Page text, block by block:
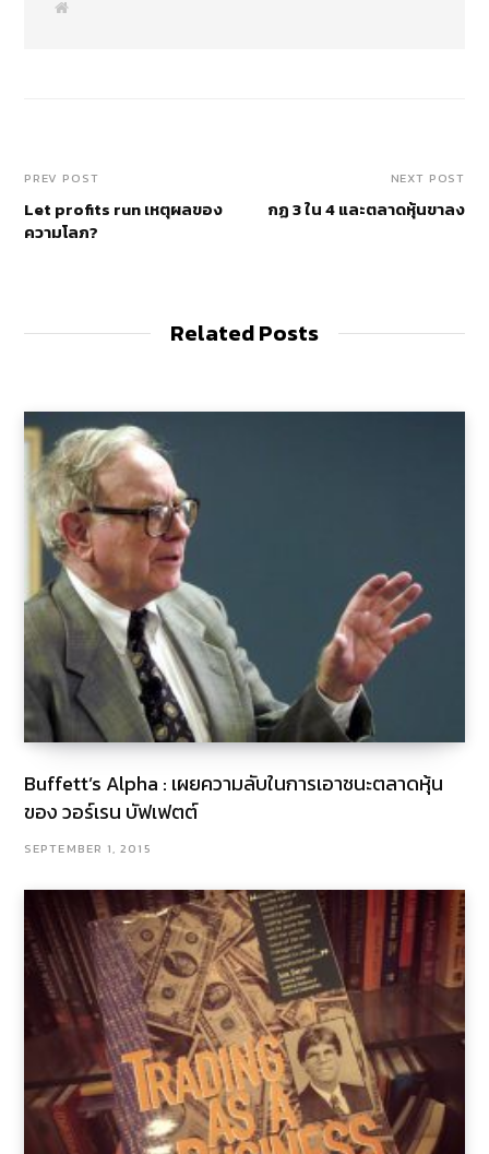
PREV POST
Let profits run เหตุผลของ
ความโลภ?
NEXT POST
กฏ 3 ใน 4 และตลาดหุ้นขาลง
Related Posts
Buffett’s Alpha : เผยความลับในการเอาชนะตลาดหุ้น
ของ วอร์เรน บัฟเฟตต์
SEPTEMBER 1, 2015